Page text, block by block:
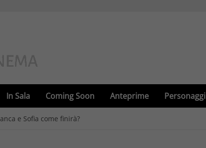
In Sala Coming Soon Anteprime Personaggi
e Sofia come finirà?